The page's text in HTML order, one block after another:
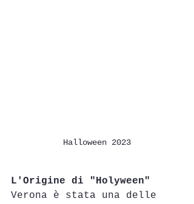
Halloween 2023
L'Origine di "Holyween"
Verona è stata una delle